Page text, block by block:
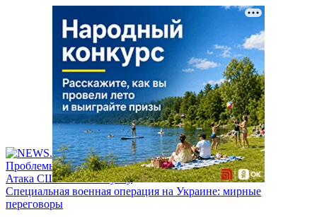
Проблемы с бензином в России
Атака США на Венесуэлу
Специальная военная операция на Украине: мирные
переговоры